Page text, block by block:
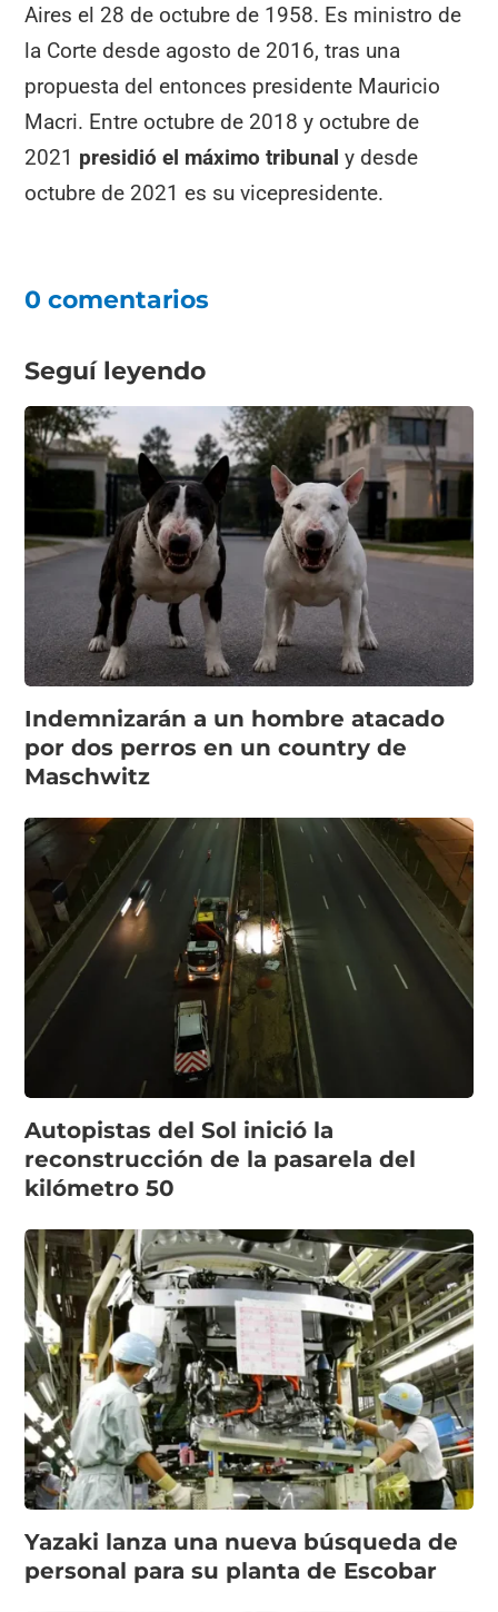
Aires el 28 de octubre de 1958. Es ministro de
la Corte desde agosto de 2016, tras una
propuesta del entonces presidente Mauricio
Macri. Entre octubre de 2018 y octubre de
2021 presidió el máximo tribunaly desde
octubre de 2021 es su vicepresidente.
0 comentarios
Seguí leyendo
Indemnizarán a un hombre atacado
por dos perros en un country de
Maschwitz
Autopistas del Sol inició la
reconstrucción de la pasarela del
kilómetro 50
Yazaki lanza una nueva búsqueda de
personal para su planta de Escobar